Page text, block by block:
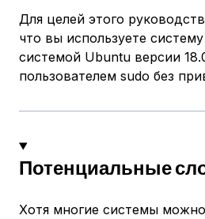
Для целей этого
что вы используете
системой Ubuntu версии
пользователем sudo без
Потенциальные
Хотя многие системы